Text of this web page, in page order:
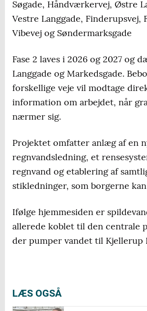
Søgade, Håndværkervej, Østre
Vestre Langgade, Finderupsvej,
Vibevej og Søndermarksgade
Fase 2 laves i 2026 og 2027 og
Langgade og Markedsgade.
forskellige veje vil modtage
information om arbejdet, når
nærmer sig.
Projektet omfatter anlæg af en
regnvandsledning, et
regnvand og etablering af
stikledninger, som borgerne
Ifølge hjemmesiden er
allerede koblet til den centrale
der pumper vandet til Kjellerup
LÆS OGSÅ